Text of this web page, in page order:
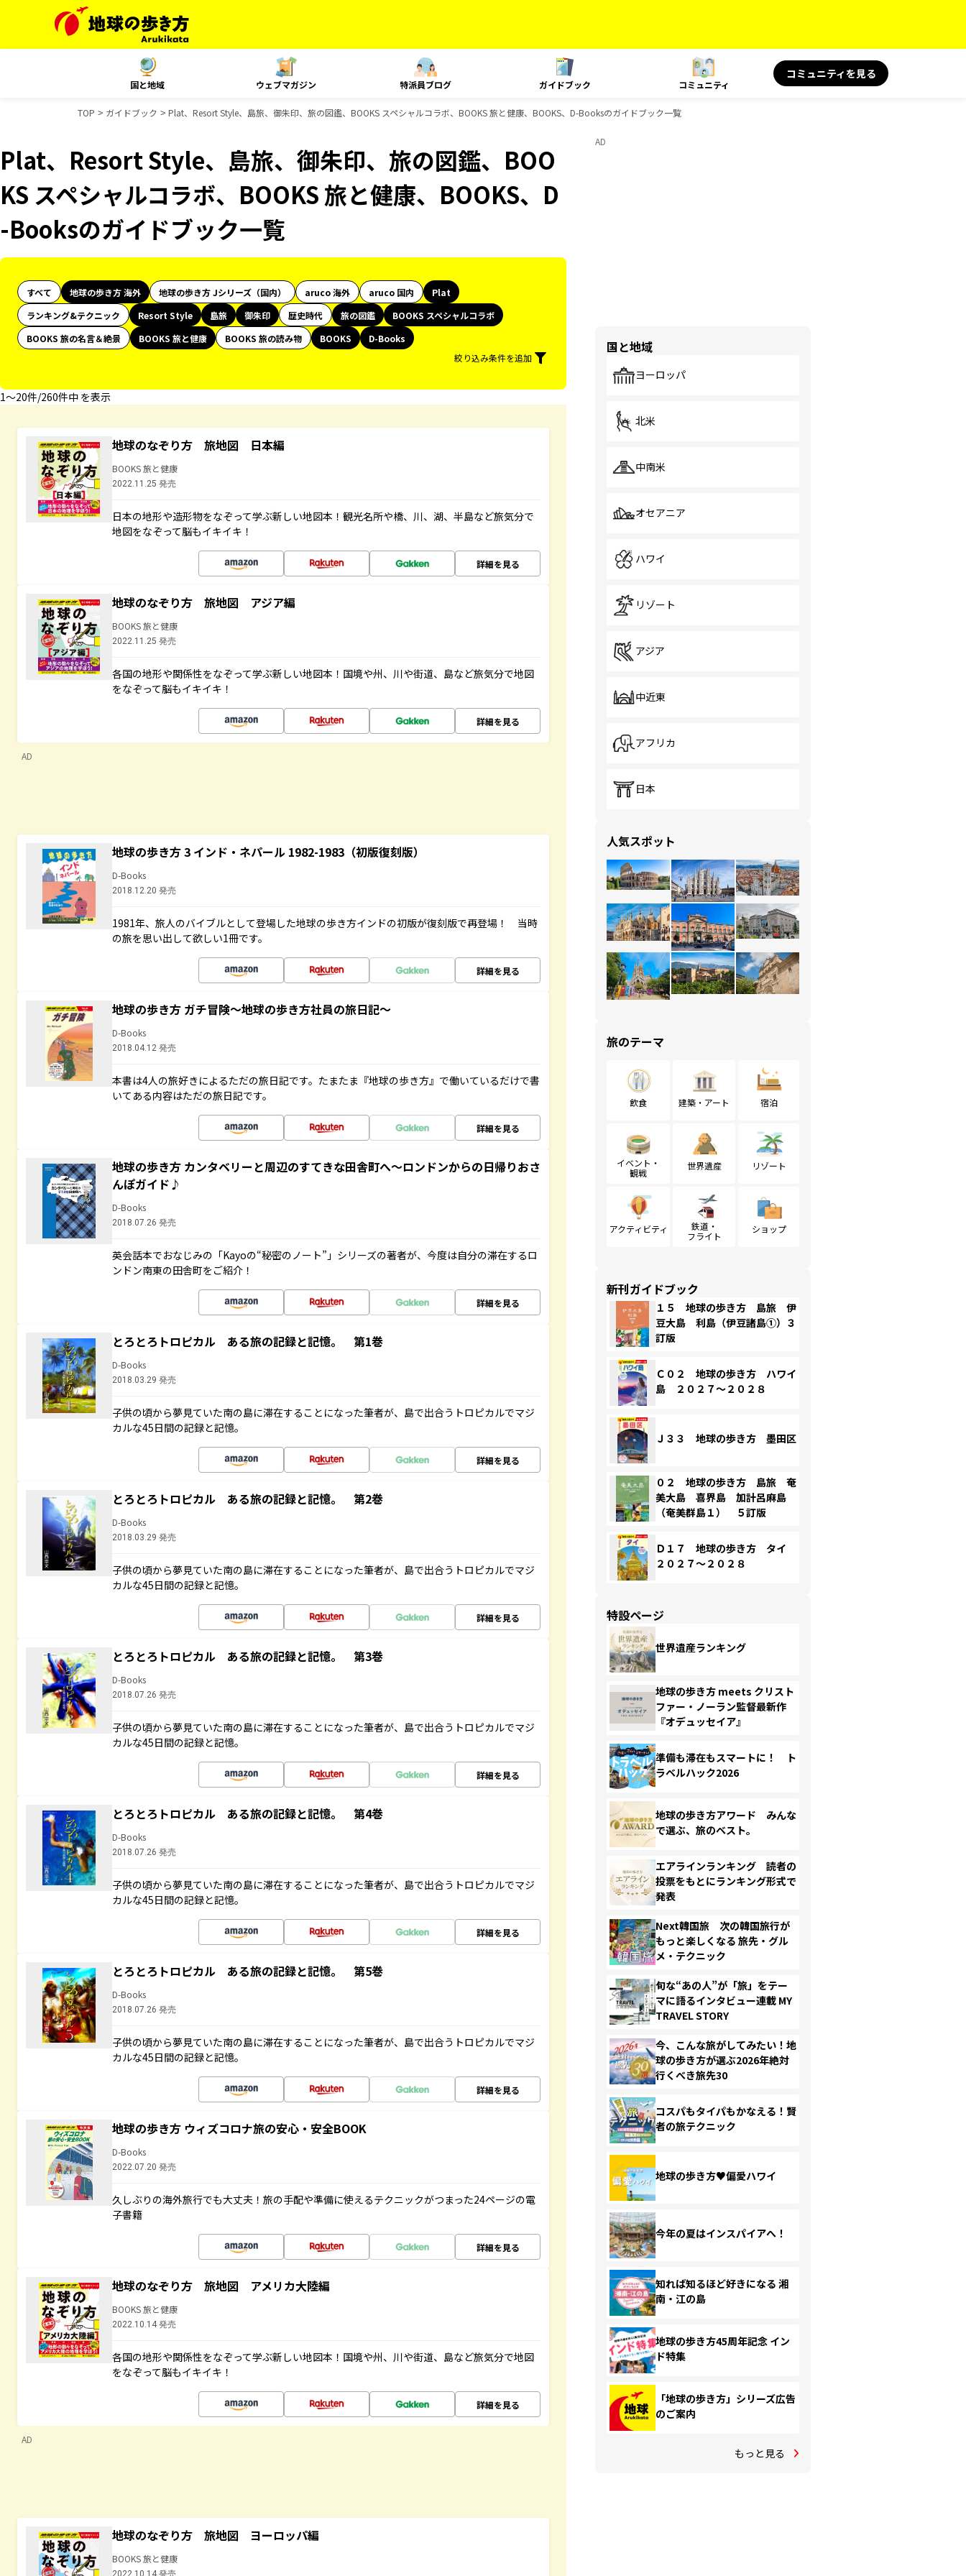
国と地域 ウェブマガジン 特派員ブログ ガイドブック コミュニティ
コミュニティを見る
TOP ガイドブック Plat、Resort Style、島旅、御朱印、旅の図鑑、BOOKS スペシャルコラボ、BOOKS 旅と健康、BOOKS、D-Booksのガイドブック一覧
Plat、Resort Style、島旅、御朱印、旅の図鑑、BOO
KS スペシャルコラボ、BOOKS 旅と健康、BOOKS、D
-Booksのガイドブック一覧
すべて 地球の歩き方 海外 地球の歩き方 Jシリーズ（国内） aruco 海外 aruco 国内
Plat
ランキング&テクニック
Resort Style 島旅 御朱印 歴史時代 旅の図鑑
BOOKS スペシャルコラボ
BOOKS 旅の名言＆絶景
BOOKS 旅と健康 BOOKS 旅の読み物 BOOKS
D-Books
絞り込み条件を追加
1〜20件/260件中 を表示
地球のなぞり方 旅地図 日本編
BOOKS 旅と健康
2022.11.25 発売
日本の地形や造形物をなぞって学ぶ新しい地図本！観光名所や橋、川、湖、半島など旅気分で
地図をなぞって脳もイキイキ！
詳細を見る
地球のなぞり方 旅地図 アジア編
BOOKS 旅と健康
2022.11.25 発売
各国の地形や関係性をなぞって学ぶ新しい地図本！国境や州、川や街道、島など旅気分で地図
をなぞって脳もイキイキ！
詳細を見る
AD
地球の歩き方 3 インド・ネパール 1982-1983（初版復刻版）
D-Books
2018.12.20 発売
1981年、旅人のバイブルとして登場した地球の歩き方インドの初版が復刻版で再登場！ 当時
の旅を思い出して欲しい1冊です。
詳細を見る
地球の歩き方 ガチ冒険～地球の歩き方社員の旅日記～
D-Books
2018.04.12 発売
本書は4人の旅好きによるただの旅日記です。たまたま『地球の歩き方』で働いているだけで書
いてある内容はただの旅日記です。
詳細を見る
地球の歩き方 カンタベリーと周辺のすてきな田舎町へ～ロンドンからの日帰りおさ
んぽガイド♪
D-Books
2018.07.26 発売
英会話本でおなじみの「Kayoの“秘密のノート”」シリーズの著者が、今度は自分の滞在するロ
ンドン南東の田舎町をご紹介！
詳細を見る
とろとろトロピカル ある旅の記録と記憶。 第1巻
D-Books
2018.03.29 発売
子供の頃から夢見ていた南の島に滞在することになった筆者が、島で出合うトロピカルでマジ
カルな45日間の記録と記憶。
詳細を見る
とろとろトロピカル ある旅の記録と記憶。 第2巻
D-Books
2018.03.29 発売
子供の頃から夢見ていた南の島に滞在することになった筆者が、島で出合うトロピカルでマジ
カルな45日間の記録と記憶。
詳細を見る
とろとろトロピカル ある旅の記録と記憶。 第3巻
D-Books
2018.07.26 発売
子供の頃から夢見ていた南の島に滞在することになった筆者が、島で出合うトロピカルでマジ
カルな45日間の記録と記憶。
詳細を見る
とろとろトロピカル ある旅の記録と記憶。 第4巻
D-Books
2018.07.26 発売
子供の頃から夢見ていた南の島に滞在することになった筆者が、島で出合うトロピカルでマジ
カルな45日間の記録と記憶。
詳細を見る
とろとろトロピカル ある旅の記録と記憶。 第5巻
D-Books
2018.07.26 発売
子供の頃から夢見ていた南の島に滞在することになった筆者が、島で出合うトロピカルでマジ
カルな45日間の記録と記憶。
詳細を見る
地球の歩き方 ウィズコロナ旅の安心・安全BOOK
D-Books
2022.07.20 発売
久しぶりの海外旅行でも大丈夫！旅の手配や準備に使えるテクニックがつまった24ページの電
子書籍
詳細を見る
地球のなぞり方 旅地図 アメリカ大陸編
BOOKS 旅と健康
2022.10.14 発売
各国の地形や関係性をなぞって学ぶ新しい地図本！国境や州、川や街道、島など旅気分で地図
をなぞって脳もイキイキ！
詳細を見る
AD
地球のなぞり方 旅地図 ヨーロッパ編
BOOKS 旅と健康
2022.10.14 発売
AD
国と地域
ヨーロッパ
北米
中南米
オセアニア
ハワイ
リゾート
アジア
中近東
アフリカ
日本
人気スポット
旅のテーマ
飲食 建築・アート 宿泊
イベント・
観戦
世界遺産 リゾート
アクティビティ
鉄道・
フライト
ショップ
新刊ガイドブック
１５ 地球の歩き方 島旅 伊
豆大島 利島（伊豆諸島①）３
訂版
Ｃ０２ 地球の歩き方 ハワイ
島 ２０２７～２０２８
Ｊ３３ 地球の歩き方 墨田区
０２ 地球の歩き方 島旅 奄
美大島 喜界島 加計呂麻島
（奄美群島１） ５訂版
Ｄ１７ 地球の歩き方 タイ
２０２７～２０２８
特設ページ
世界遺産ランキング
地球の歩き方 meets クリスト
ファー・ノーラン監督最新作
『オデュッセイア』
準備も滞在もスマートに！ ト
ラベルハック2026
地球の歩き方アワード みんな
で選ぶ、旅のベスト。
エアラインランキング 読者の
投票をもとにランキング形式で
発表
Next韓国旅 次の韓国旅行が
もっと楽しくなる 旅先・グル
メ・テクニック
旬な“あの人”が「旅」をテー
マに語るインタビュー連載 MY
TRAVEL STORY
今、こんな旅がしてみたい！地
球の歩き方が選ぶ2026年絶対
行くべき旅先30
コスパもタイパもかなえる！賢
者の旅テクニック
地球の歩き方♥偏愛ハワイ
今年の夏はインスパイアへ！
知れば知るほど好きになる 湘
南・江の島
地球の歩き方45周年記念 イン
ド特集
「地球の歩き方」シリーズ広告
のご案内
もっと見る